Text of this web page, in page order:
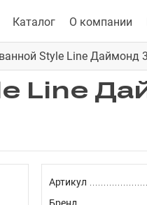
Каталог О компании
Style Line Даймонд
Line
Артикул